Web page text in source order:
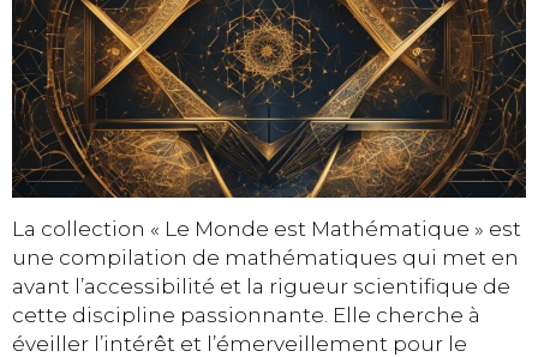
La collection « Le Monde est Mathématique » est
une compilation de mathématiques qui met en
avant l’accessibilité et la rigueur scientifique de
cette discipline passionnante. Elle cherche à
éveiller l’intérêt et l’émerveillement pour le